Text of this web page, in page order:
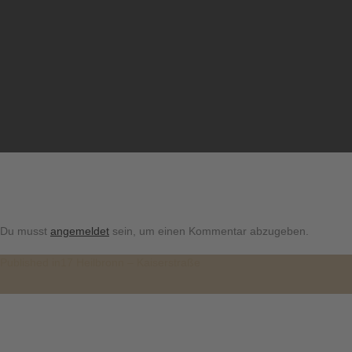
Du musst angemeldet sein, um einen Kommentar abzugeben.